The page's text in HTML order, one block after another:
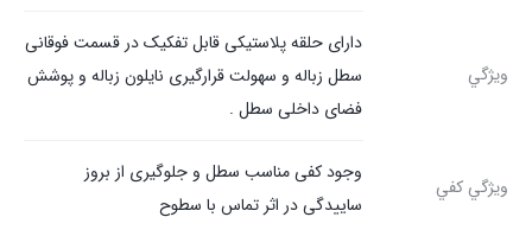
ويژگي
دارای حلقه پلاستیکی قابل تفکیک در قسمت فوقانی
سطل زباله و سهولت قرارگیری نایلون زباله و پوشش
فضای داخلی سطل .
ويژگي كفي
وجود کفی مناسب سطل و جلوگیری از بروز
ساییدگی در اثر تماس با سطوح